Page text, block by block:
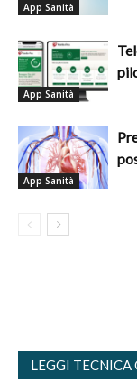
App Sanità
App Sanità
App Sanità
LEGGI TECNICA